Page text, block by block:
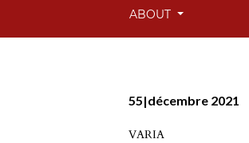
ABOUT
55|décembre 2021
VARIA